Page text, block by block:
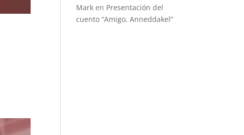
Mark en Presentación del
cuento “Amigo, Anneddakel”